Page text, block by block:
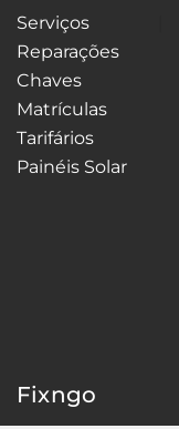
Serviços
Reparações
Chaves
Matrículas
Tarifários
Painéis Solar
Fixngo